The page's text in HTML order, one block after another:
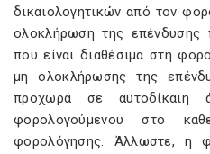
δικαιολογητικών από τον
ολοκλήρωση της επένδυσης
που είναι διαθέσιμα στη
μη ολοκλήρωσης της
προχωρά σε αυτοδίκαιη
φορολογούμενου στο
φορολόγησης. Άλλωστε, η